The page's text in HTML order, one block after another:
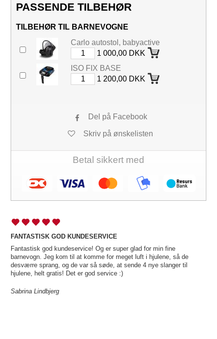
PASSENDE TILBEHØR
TILBEHØR TIL BARNEVOGNE
Carlo autostol, babyactive
1 000,00 DKK
ISO FIX BASE
1 200,00 DKK
Del på Facebook
Skriv på ønskelisten
Betal sikkert med
FANTASTISK GOD KUNDESERVICE
Fantastisk god kundeservice! Og er super glad for min fine
barnevogn. Jeg kom til at komme for meget luft i hjulene, så de
desværre sprang, og de var så søde, at sende 4 nye slanger til
hjulene, helt gratis! Det er god service :)
Sabrina Lindbjerg